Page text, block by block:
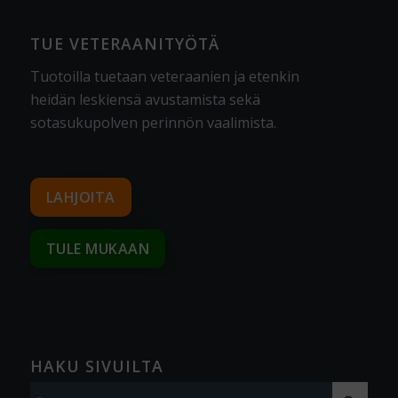
TUE VETERAANITYÖTÄ
Tuotoilla tuetaan veteraanien ja etenkin
heidän leskiensä avustamista sekä
sotasukupolven perinnön vaalimista.
LAHJOITA
TULE MUKAAN
HAKU SIVUILTA